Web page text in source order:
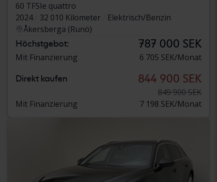
60 TFSIe quattro
2024
32 010 Kilometer
Elektrisch/Benzin
Åkersberga (Runö)
Höchstgebot: 787 000 SEK
Mit Finanzierung 6 705 SEK/Monat
Direkt kaufen 844 900 SEK
849 900 SEK
Mit Finanzierung
7 198 SEK/Monat